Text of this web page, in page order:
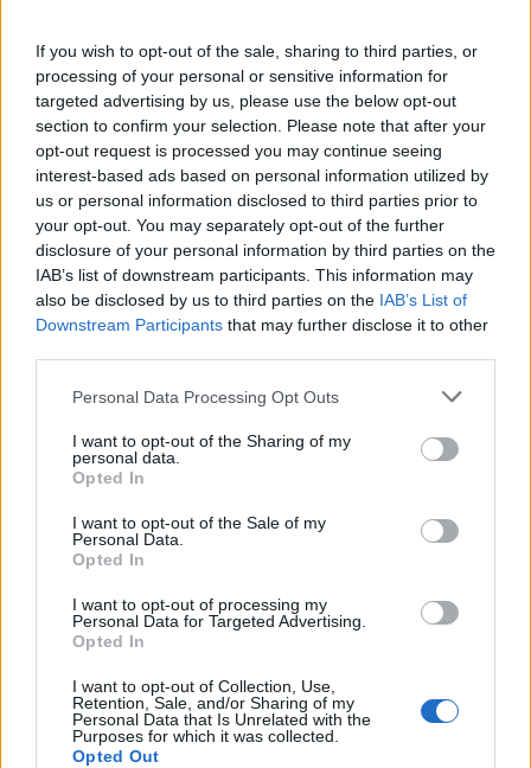
If you wish to opt-out of the sale, sharing to third parties, or
processing of your personal or sensitive information for
targeted advertising by us, please use the below opt-out
section to confirm your selection. Please note that after your
opt-out request is processed you may continue seeing
interest-based ads based on personal information utilized by
us or personal information disclosed to third parties prior to
your opt-out. You may separately opt-out of the further
disclosure of your personal information by third parties on the
IAB’s list of downstream participants. This information may
also be disclosed by us to third parties on the IAB’s List of
Downstream Participants that may further disclose it to other
Personal Data Processing Opt Outs
I want to opt-out of the Sharing of my
personal data.
Opted In
I want to opt-out of the Sale of my
Personal Data.
Opted In
I want to opt-out of processing my
Personal Data for Targeted Advertising.
Opted In
I want to opt-out of Collection, Use,
Retention, Sale, and/or Sharing of my
Personal Data that Is Unrelated with the
Purposes for which it was collected.
Opted Out
08:42
Κ.Καρτάλης: Η Ευρώπη θερμαίνεται ταχύτερα από άλλες
ηπείρους
08:34
Δεύτερη πηγή εισοδήματος για τους επαγγελματίες
ψαράδες ο αλιευτικός τουρισμός
08:25
Από την Αττική στη Νότια Γαλλία : Οι εμπειρίες Ελλήνων
και Γάλλων πυροσβεστών στα πύρινα μέτωπα
Στα 15 δισ. ευρώ ο στόχος για νέα δάνεια το 2026
08:12
Τροχαίο στην Αθηνών–Σουνίου: Πώς έγινε η σύγκρουση
08:05
χρονοβόρες διαδικασίες
Καναδάς: Σε κατάσταση έκτακτης ανάγκης η Βρετανική
Κολομβία εξαιτίας των πυρκαγιών
07:52